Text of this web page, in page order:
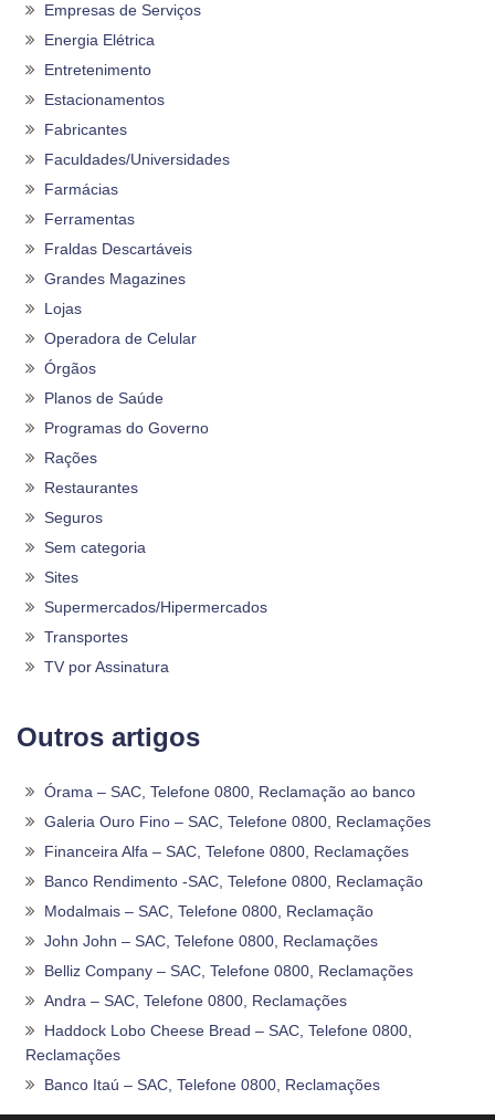
Empresas de Serviços
Energia Elétrica
Entretenimento
Estacionamentos
Fabricantes
Faculdades/Universidades
Farmácias
Ferramentas
Fraldas Descartáveis
Grandes Magazines
Lojas
Operadora de Celular
Órgãos
Planos de Saúde
Programas do Governo
Rações
Restaurantes
Seguros
Sem categoria
Sites
Supermercados/Hipermercados
Transportes
TV por Assinatura
Outros artigos
Órama – SAC, Telefone 0800, Reclamação ao banco
Galeria Ouro Fino – SAC, Telefone 0800, Reclamações
Financeira Alfa – SAC, Telefone 0800, Reclamações
Banco Rendimento -SAC, Telefone 0800, Reclamação
Modalmais – SAC, Telefone 0800, Reclamação
John John – SAC, Telefone 0800, Reclamações
Belliz Company – SAC, Telefone 0800, Reclamações
Andra – SAC, Telefone 0800, Reclamações
Haddock Lobo Cheese Bread – SAC, Telefone 0800,
Reclamações
Banco Itaú – SAC, Telefone 0800, Reclamações